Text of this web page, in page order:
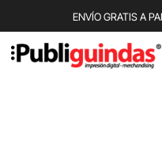
ENVÍO GRATIS A